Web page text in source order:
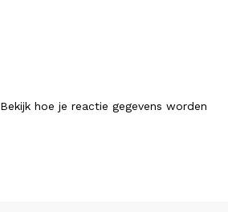
Bekijk hoe je reactie gegevens worden